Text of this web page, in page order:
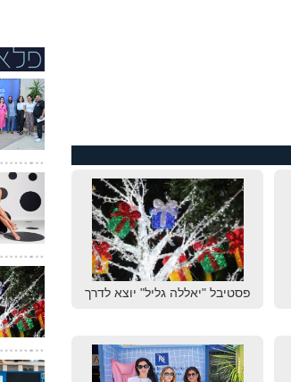
פסטיבל "יאללה גליל" יוצא לדרך